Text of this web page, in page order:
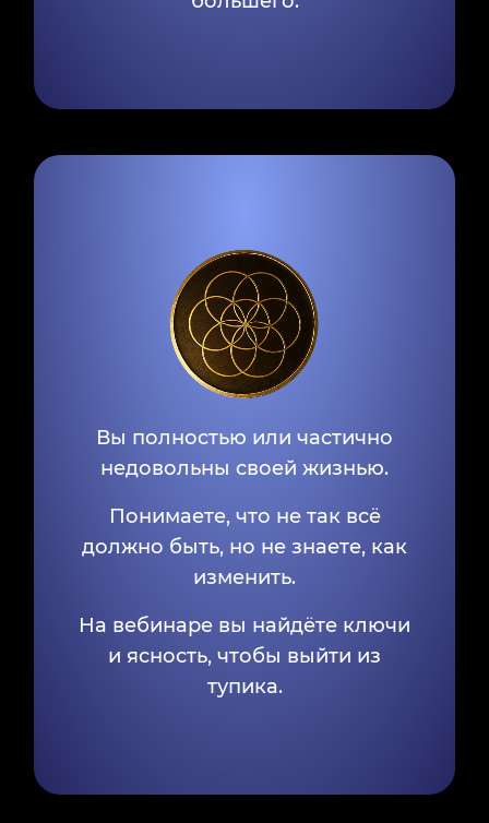
Вы полностью или частично
недовольны своей жизнью.
Понимаете, что не так всё
должно быть, но не знаете, как
изменить.
На вебинаре вы найдёте ключи
и ясность, чтобы выйти из
тупика.